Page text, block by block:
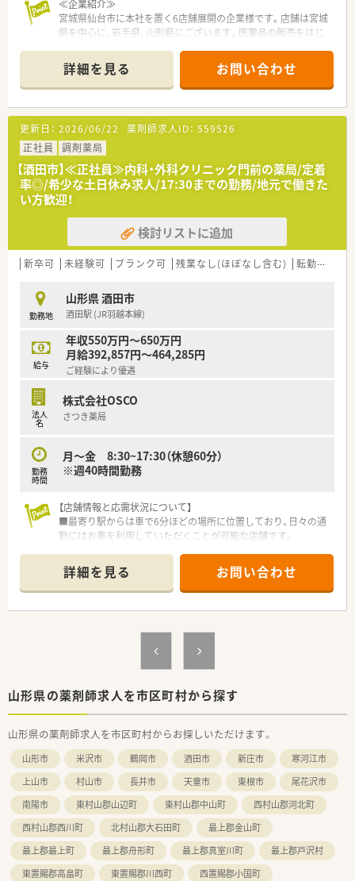
★家庭やプライベートと両立したい方
★これから子育てを考えられている方
★居心地の良い職場環境で勤務されたい方
★キャリアアップ・スキルアップをされたいる方
＼ 店舗情報 ／
■処方箋の枚数に対して、ゆとりのある人数配置で無理なく就業
可能です。ヘルプ体制も整っています。
■内科メインに応需しており、常時2～3名体制です。管理薬剤師
は女性の薬剤師さんです。
■同エリアに総合病院門前店舗もあり。将来的には移動の可能
性もあります。
≪企業紹介≫
宮城県仙台市に本社を置く6店舗展開の企業様です。店舗は宮城
県を中心に、岩手県、山形県にございます。医薬品の販売をはじ
り、安定的経営・成長を続ける企業です。
クリニック門前を中心に出店しており、門前ドクターと連携を密
にした運営をされています。
応需科目の専門知識を身につけることが出来る環境にあり、「患
者様の立場に立って」という考え方を忘れず、「笑顔・安全・誠実」
を社員全員の目標として患者様対応を行っております。
≪薬局について≫
門前の内科・消化器科をメインに処方箋を応需しています。住宅
地の中にあるため、近隣医療機関の処方箋をお持ちになる患者様
もいらっしゃいます。1日あたり70～100枚ほど対応されており
ます。店舗内は綺麗で患者様だけでなく社員も気持ちよく働け
る環境づくりをされています。
≪こんな方にオススメ≫
★無理な異動などがなく腰を据えて働きたい方
★地域密着の薬局で働きたい方
詳細を見る お問い合わせ
更新日： 2026/06/22 薬剤師求人ID： 559526
正社員
調剤薬局
【酒田市】≪正社員≫内科・外科クリニック門前の薬局/定着
率◎/希少な土日休み求人/17:30までの勤務/地元で働きた
い方歓迎！
検討リストに追加
新卒可 未経験可 ブランク可 残業なし(ほぼなし含む) 転勤なし
勤務地
山形県 酒田市
酒田駅 (JR羽越本線)
給与
年収550万円～650万円
月給392,857円～464,285円
ご経験により優遇
法人
名
株式会社OSCO
さつき薬局
勤務
時間
月～金 8:30~17:30（休憩60分）
※週40時間勤務
【店舗情報と応需状況について】
■最寄り駅からは車で6分ほどの場所に位置しており、日々の通
勤にはお車を利用していただくことが可能な店舗です。
ており、1日に80枚から90枚ほどの処方箋を応需します。
■幅広い疾患の処方箋を応需しているため、地域のかかりつけ薬
剤師としてやりがいを感じながらご勤務いただける環境です。
■今回は店舗での欠員を補充するための募集となっており、店舗
の管理や運営をしっかりと任せられる方を求めております。
■経験の浅い方でも相談可能ですが、地域医療に貢献しながら長
【法人特徴について】
■地域に根ざした薬局経営を重視しており、無理な店舗展開は行
わず、地元の方々から信頼される薬局作りを行っております。
■全店舗が近隣エリアに展開しているため、他店舗のスタッフと
の交流も活発で、非常に風通しの良い社風が特徴の法人です。
■代表も薬剤師として現場に出て業務を行っているため、現場の
状況をしっかりと理解しており、安心してご勤務いただけます。
【求人情報について】
■年収は550万円から650万円の範囲で提示されており、ご経験
詳細を見る お問い合わせ
山形県の薬剤師求人を市区町村から探す
山形県の薬剤師求人を市区町村からお探しいただけます。
山形市 米沢市 鶴岡市 酒田市 新庄市
寒河江市
上山市
村山市 長井市 天童市 東根市
尾花沢市
南陽市
東村山郡山辺町 東村山郡中山町
西村山郡河北町
西村山郡西川町
北村山郡大石田町
最上郡金山町
最上郡最上町
最上郡舟形町 最上郡真室川町
最上郡戸沢村
東置賜郡高畠町
東置賜郡川西町
西置賜郡小国町